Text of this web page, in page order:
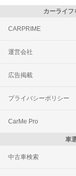
カーライフ
CARPRIME
運営会社
広告掲載
プライバシーポリシー
CarMe Pro
車
中古車検索